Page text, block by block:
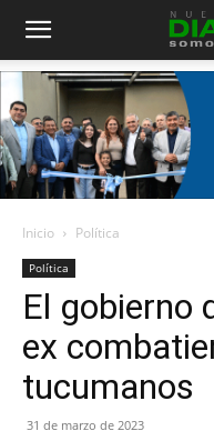
Diario
360
Inicio Política
Política
El gobierno
ex
tucumanos
31 de marzo de 2023